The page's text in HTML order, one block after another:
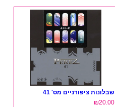
שבלונות ציפורניים מס' 41
₪20.00